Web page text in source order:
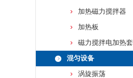
加热磁力搅拌器
加热板
磁力搅拌电加热套
混匀设备
涡旋振荡